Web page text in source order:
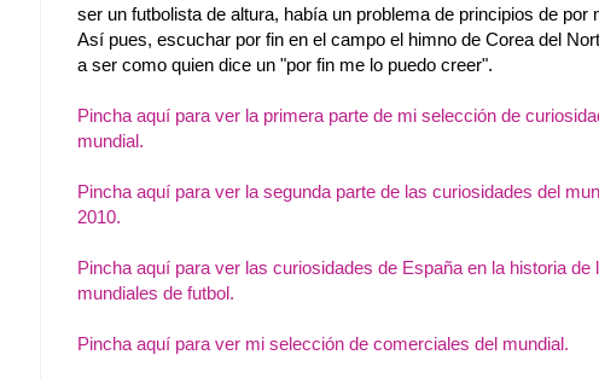
ser un futbolista de altura, había un problema de principios de por
Así pues, escuchar por fin en el campo el himno de Corea del
a ser como quien dice un "por fin me lo puedo creer".
Pincha aquí para ver la primera parte de mi selección de
mundial.
Pincha aquí para ver la segunda parte de las curiosidades del
2010.
Pincha aquí para ver las curiosidades de España en la historia de
mundiales de futbol.
Pincha aquí para ver mi selección de comerciales del mundial.